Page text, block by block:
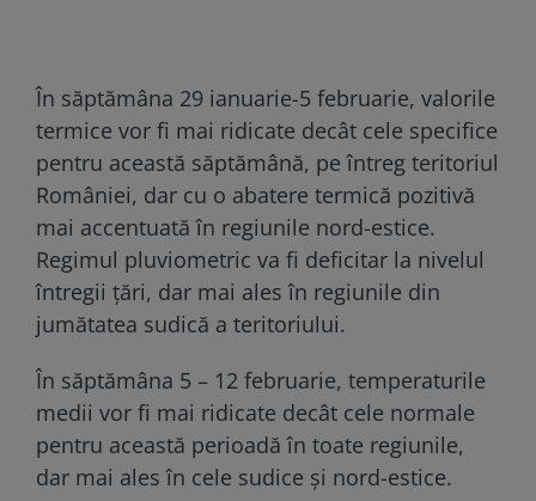
În săptămâna 29 ianuarie-5 februarie, valorile
termice vor fi mai ridicate decât cele specifice
pentru această săptămână, pe întreg teritoriul
României, dar cu o abatere termică pozitivă
mai accentuată în regiunile nord-estice.
Regimul pluviometric va fi deficitar la nivelul
întregii țări, dar mai ales în regiunile din
jumătatea sudică a teritoriului.
În săptămâna 5 – 12 februarie, temperaturile
medii vor fi mai ridicate decât cele normale
pentru această perioadă în toate regiunile,
dar mai ales în cele sudice și nord-estice.